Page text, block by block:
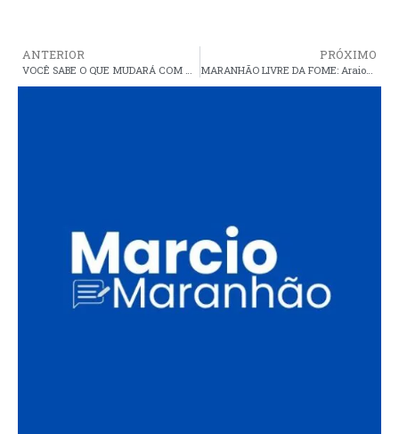
ANTERIOR
VOCÊ SABE O QUE MUDARÁ COM A PEC DO FIM DA REELEIÇÃO: Eleições unificadas e mandatos de 6 anos, entenda o que pode mudar
PRÓXIMO
MARANHÃO LIVRE DA FOME: Araioses começa a realizar o cadastro das famílias pré-selecionadas